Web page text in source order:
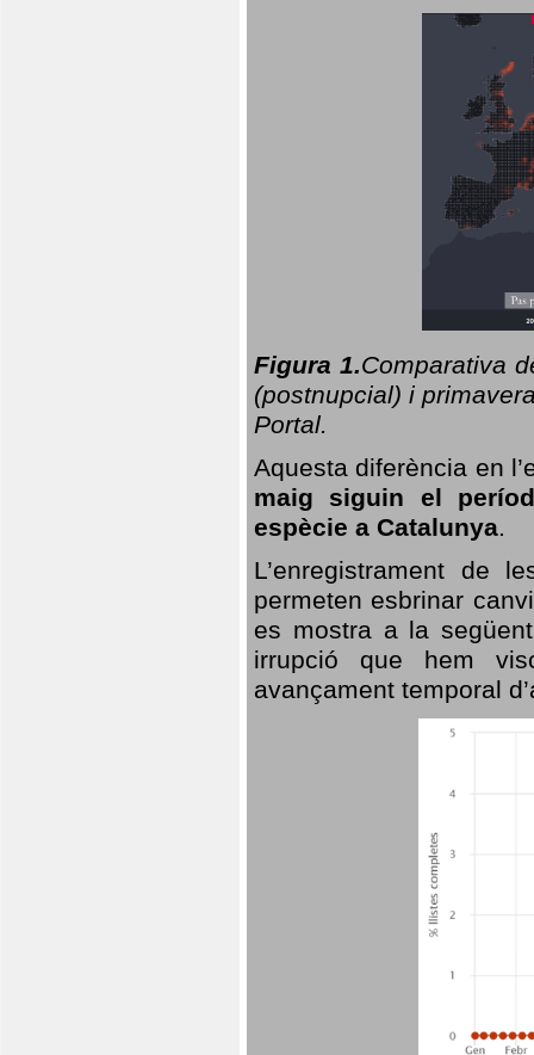
Figura 1.Comparativa
(postnupcial) i
Portal.
Aquesta diferència en
maig siguin el
espècie a Catalunya.
L’enregistrament de
permeten esbrinar
es mostra a la
irrupció que hem
avançament temporal